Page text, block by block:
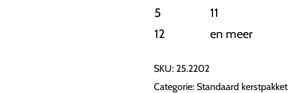
5
11
12 en meer
SKU: 25.2202
Categorie: Standaard kerstpakket